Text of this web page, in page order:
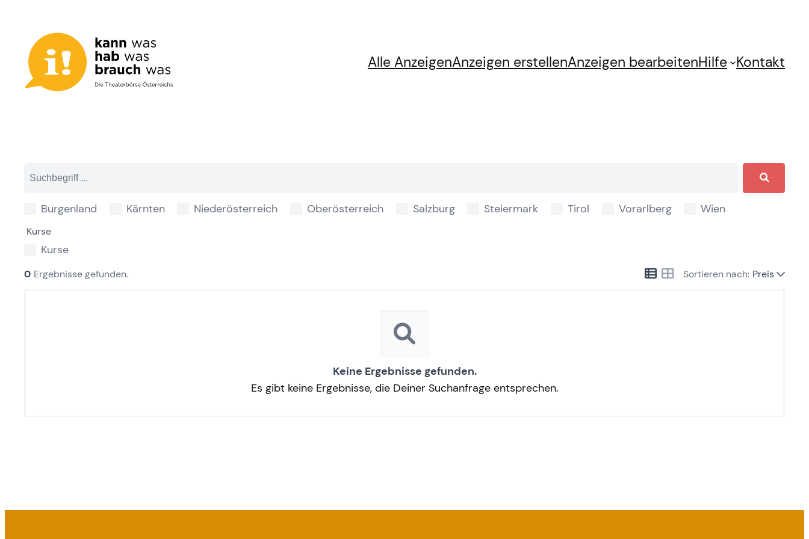
springen
Alle AnzeigenAnzeigen erstellenAnzeigen bearbeitenHilfe Kontakt
Burgenland Kärnten Niederösterreich Oberösterreich Salzburg Steiermark Tirol Vorarlberg Wien
Kurse
Kurse
Sortieren nach: Preis
0 Ergebnisse gefunden.
Keine Ergebnisse gefunden.
Es gibt keine Ergebnisse, die Deiner Suchanfrage entsprechen.